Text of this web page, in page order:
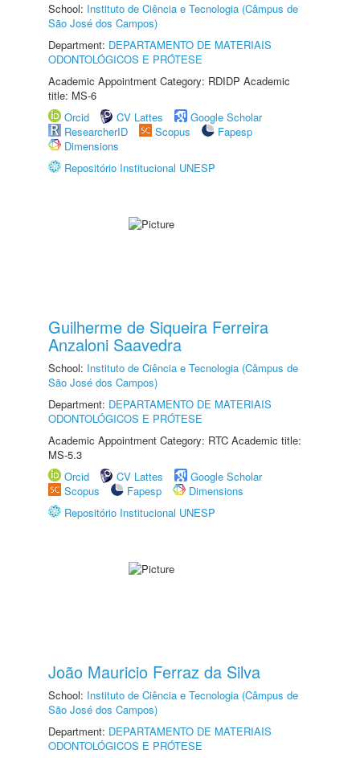
School: Instituto de Ciência e Tecnologia (Câmpus de
São José dos Campos)
Department: DEPARTAMENTO DE MATERIAIS
ODONTOLÓGICOS E PRÓTESE
Academic Appointment Category: RDIDP Academic
title: MS-6
Orcid
CV Lattes
Google Scholar
ResearcherID
Scopus
Fapesp
Dimensions
Repositório Institucional UNESP
Guilherme de Siqueira Ferreira
Anzaloni Saavedra
School: Instituto de Ciência e Tecnologia (Câmpus de
São José dos Campos)
Department: DEPARTAMENTO DE MATERIAIS
ODONTOLÓGICOS E PRÓTESE
Academic Appointment Category: RTC Academic title:
MS-5.3
Orcid
CV Lattes
Google Scholar
Scopus
Fapesp
Dimensions
Repositório Institucional UNESP
João Mauricio Ferraz da Silva
School: Instituto de Ciência e Tecnologia (Câmpus de
São José dos Campos)
Department: DEPARTAMENTO DE MATERIAIS
ODONTOLÓGICOS E PRÓTESE